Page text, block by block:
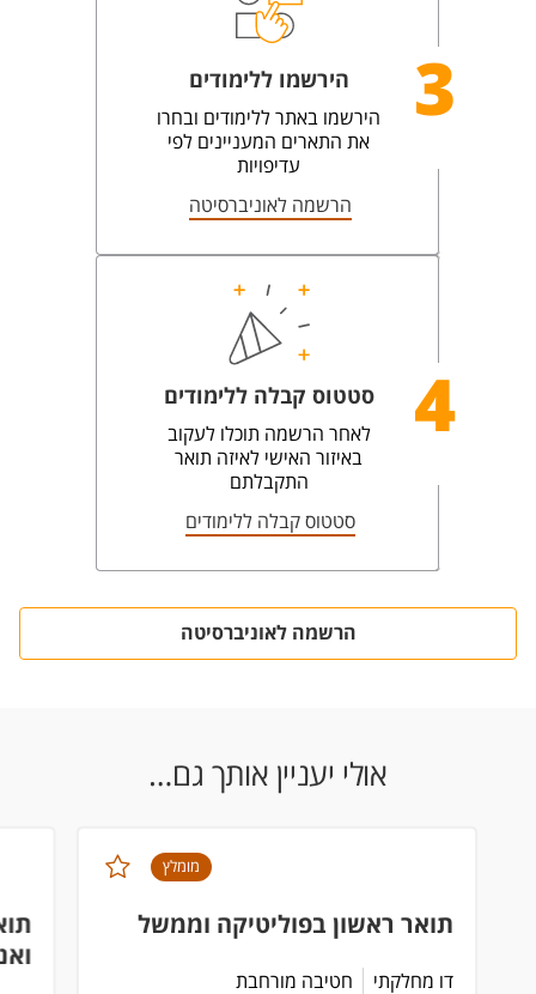
3 הירשמו ללימודים
הירשמו באתר ללימודים ובחרו
את התארים המעניינים לפי
עדיפויות
הרשמה לאוניברסיטה
4 סטטוס קבלה ללימודים
לאחר הרשמה תוכלו לעקוב
באיזור האישי לאיזה תואר
התקבלתם
סטטוס קבלה ללימודים
הרשמה לאוניברסיטה
אולי יעניין אותך גם…
מומלץ
תואר ראשון בפוליטיקה וממשל
דו מחלקתי
חטיבה מורחבת